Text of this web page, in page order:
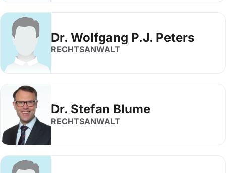
Dr. Wolfgang P.J. Peters
RECHTSANWALT
Dr. Stefan Blume
RECHTSANWALT